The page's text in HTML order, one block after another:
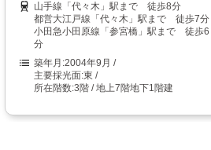
山手線「代々木」駅まで 徒歩8分
都営大江戸線「代々木」駅まで 徒歩7分
小田急小田原線「参宮橋」駅まで 徒歩6
分
2004年9月
東
3階 / 地上7階地下1階建